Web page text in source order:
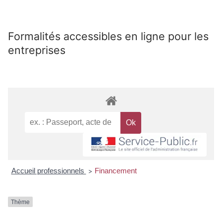
Formalités accessibles en ligne pour les
entreprises
Accueil professionnels > Financement
Thème